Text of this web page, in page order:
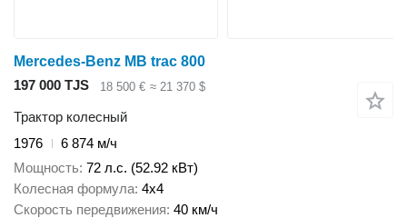
Mercedes-Benz MB trac 800
197 000 TJS
18 500 € ≈ 21 370 $
Трактор колесный
1976
6 874 м/ч
Мощность 72 л.с. (52.92 кВт)
Колесная формула 4x4
Скорость передвижения 40 км/ч